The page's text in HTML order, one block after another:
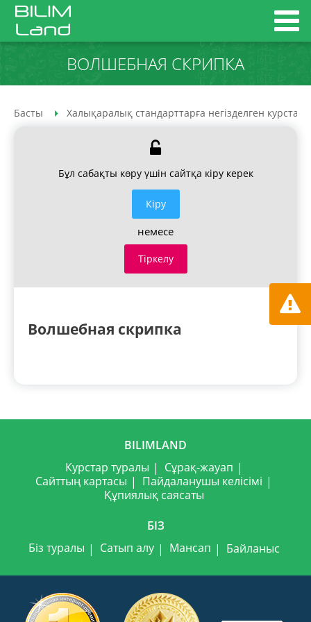
ВОЛШЕБНАЯ СКРИПКА
Басты Халықаралық стандарттарға негізделген курстар
Бұл сабақты көру үшін сайтқа кіру керек
Кiру
немесе
Тіркелу
Волшебная скрипка
BILIMLAND
Курстар туралы
Сұрақ-жауап
Сайттың картасы
Пайдаланушы келісімі
Құпиялық саясаты
БІЗ
Біз туралы
Сатып алу Мансап Байланыс